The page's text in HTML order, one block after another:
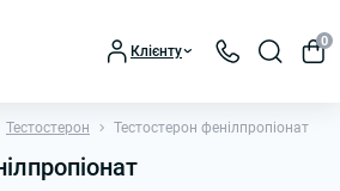
Клієнту
0
Тестостерон Тестостерон фенілпропіонат